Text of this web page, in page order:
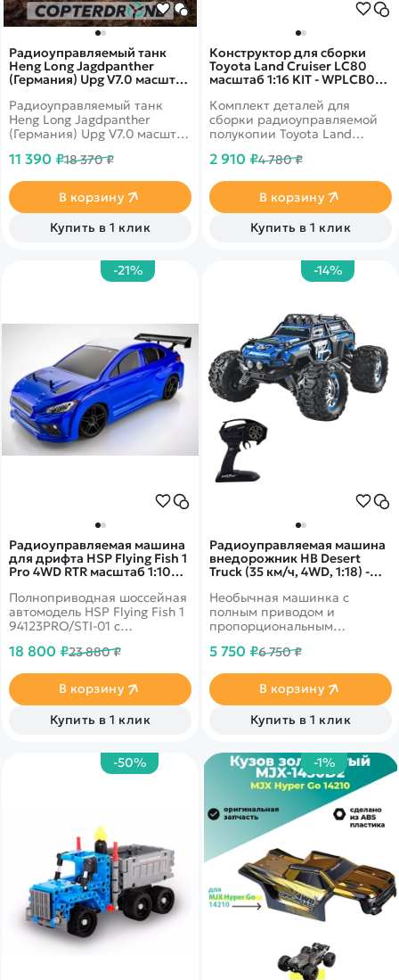
Радиоуправляемый танк
Heng Long Jagdpanther
(Германия) Upg V7.0 масштаб
Радиоуправляемый танк
Heng Long Jagdpanther
(Германия) Upg V7.0 масштаб
танк 'Ягдпантера', который
танка 'Пантера' Pz Kpfw V
Ausf G и имеет компоновку,
близкую к компоновке
советской САУ СУ-85
конфигурации).
11 390 ₽18 370 ₽
В корзину
Купить в 1 клик
Конструктор для сборки
Toyota Land Cruiser LC80
масштаб 1:16 KIT - WPLCB05-
Комплект деталей для
сборки радиоуправляемой
полукопии Toyota Land
1/16.
2 910 ₽4 780 ₽
В корзину
Купить в 1 клик
-21%
Радиоуправляемая машина
для дрифта HSP Flying Fish 1
Pro 4WD RTR масштаб 1:10
STI
Полноприводная шоссейная
автомодель HSP Flying Fish 1
94123PRO/STI-01 с
предназначенная для
с низким сцеплением.
Подвеска модели позволяет
производить точные
настройки углов развала и
достижения необходимых
характеристик. Собрана на
18 800 ₽23 880 ₽
В корзину
Купить в 1 клик
-14%
Радиоуправляемая машина
внедорожник HB Desert
Truck (35 км/ч, 4WD, 1:18) -
Необычная машинка с
полным приводом и
пропорциональным
5 750 ₽6 750 ₽
В корзину
Купить в 1 клик
-50% -1%